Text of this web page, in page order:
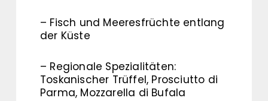
– Fisch und Meeresfrüchte entlang
der Küste
– Regionale Spezialitäten:
Toskanischer Trüffel, Prosciutto di
Parma, Mozzarella di Bufala